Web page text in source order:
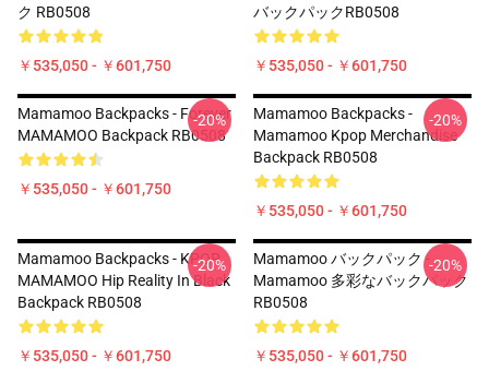
ク RB0508
￥535,050 - ￥601,750
バックパックRB0508
￥535,050 - ￥601,750
Mamamoo Backpacks - Forever
MAMAMOO Backpack RB0508
￥535,050 - ￥601,750
-20%
Mamamoo Backpacks -
Mamamoo Kpop Merchandise
Backpack RB0508
￥535,050 - ￥601,750
-20%
Mamamoo Backpacks - KPOP
MAMAMOO Hip Reality In Black
Backpack RB0508
￥535,050 - ￥601,750
-20%
Mamamoo バックパック -
Mamamoo 多彩なバックパック
RB0508
￥535,050 - ￥601,750
-20%